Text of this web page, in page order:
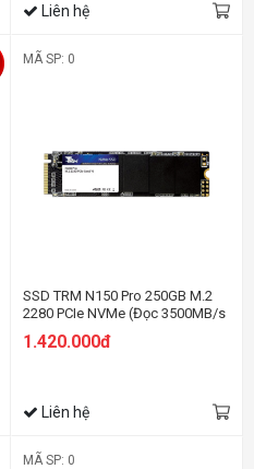
Liên hệ
MÃ SP: 0
SSD TRM N150 Pro 250GB M.2
2280 PCIe NVMe (Đọc 3500MB/s
– Ghi 3000MB/s)
1.420.000đ
Liên hệ
MÃ SP: 0